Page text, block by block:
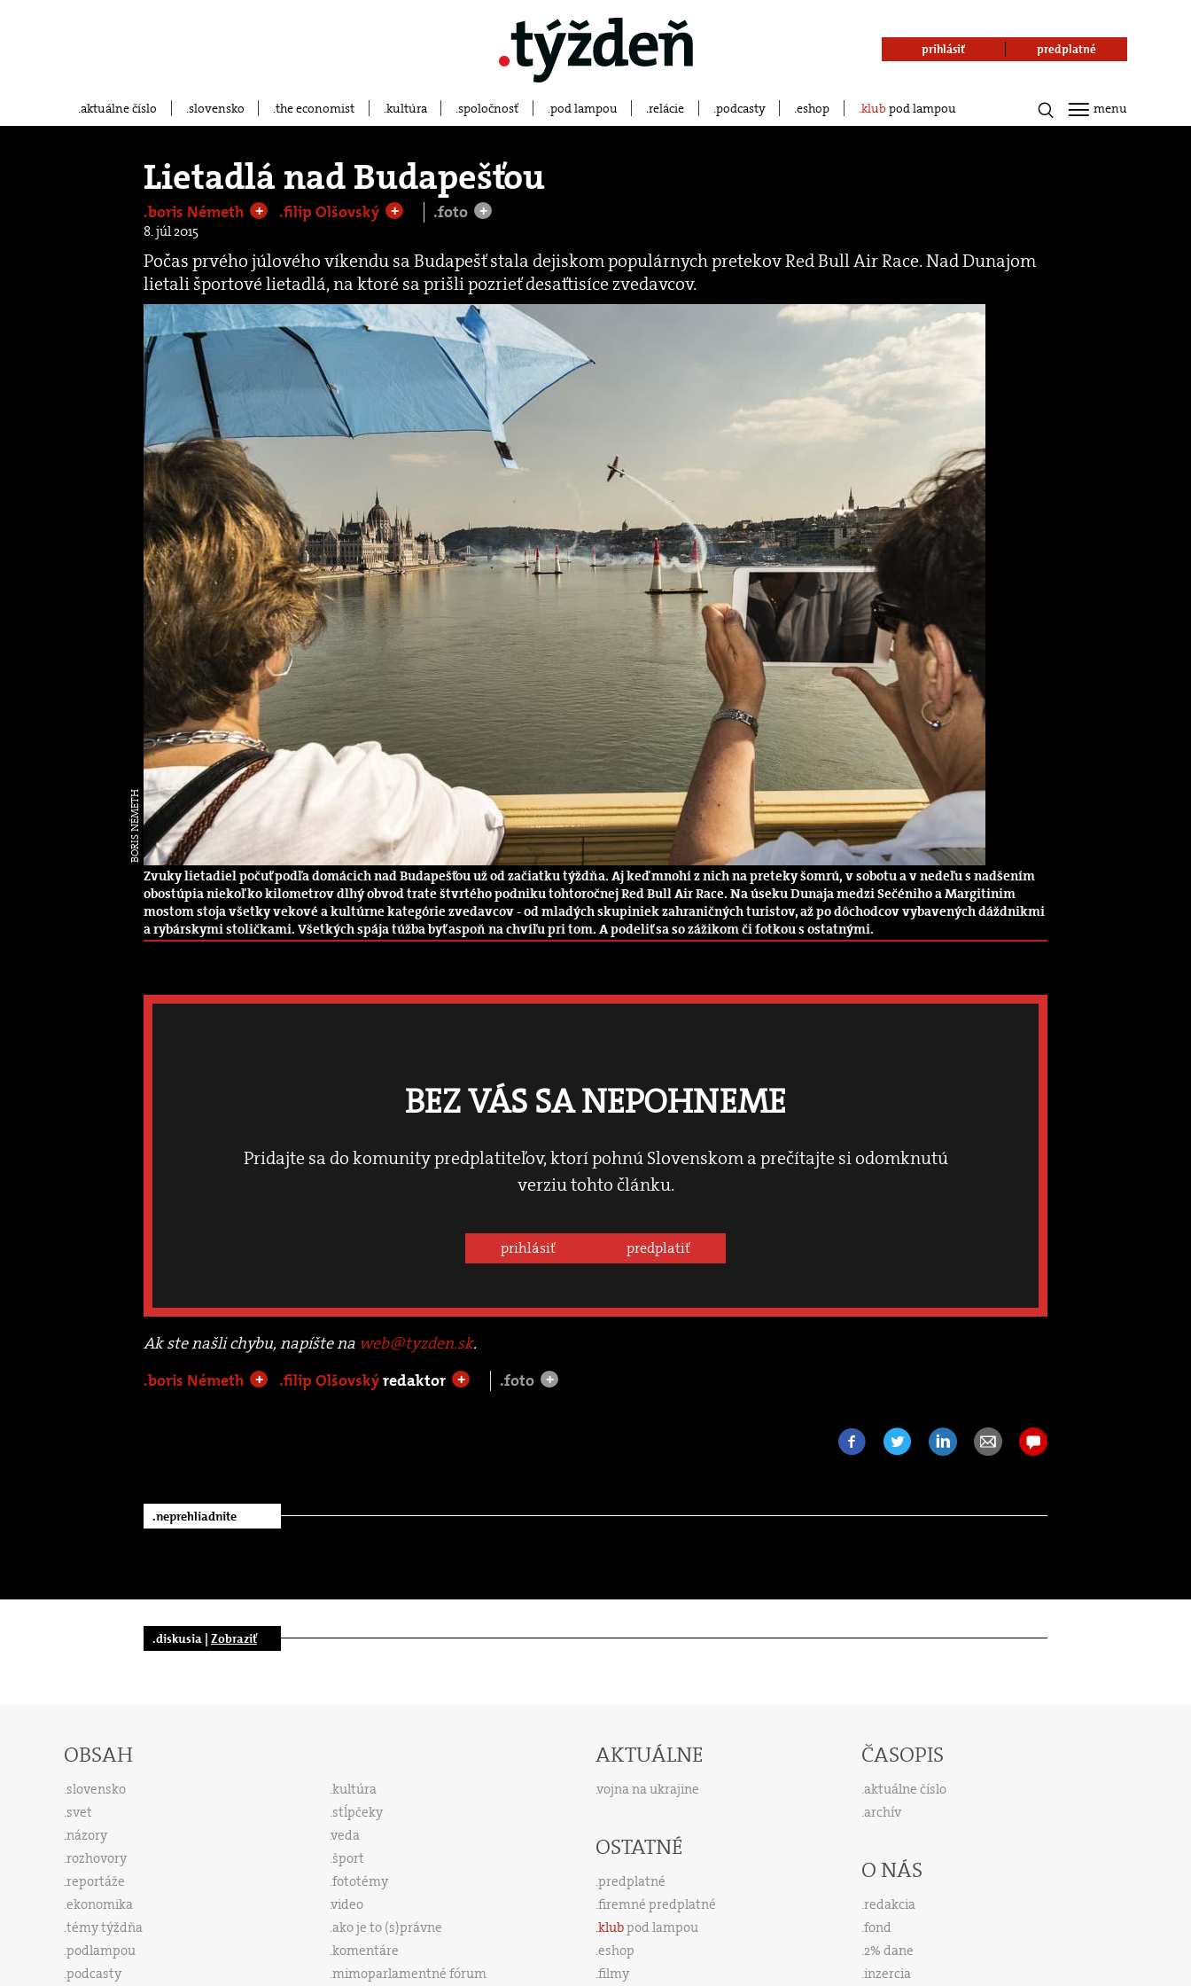
aktuálne číslo slovensko the economist kultúra spoločnosť pod lampou relácie podcasty eshop klubpod lampou
prihlásiť predplatné
menu
Lietadlá nad Budapešťou
.boris Németh + .filip Olšovský + .foto +
8. júl 2015
Počas prvého júlového víkendu sa Budapešť stala dejiskom populárnych pretekov Red Bull Air Race. Nad Dunajom
lietali športové lietadlá, na ktoré sa prišli pozrieť desaťtisíce zvedavcov.
BORIS NÉMETH
Zvuky lietadiel počuť podľa domácich nad Budapešťou už od začiatku týždňa. Aj keď mnohí z nich na preteky šomrú, v sobotu a v nedeľu s nadšením
obostúpia niekoľko kilometrov dlhý obvod trate štvrtého podniku tohtoročnej Red Bull Air Race. Na úseku Dunaja medzi Sečéniho a Margitinim
mostom stoja všetky vekové a kultúrne kategórie zvedavcov - od mladých skupiniek zahraničných turistov, až po dôchodcov vybavených dáždnikmi
a rybárskymi stoličkami. Všetkých spája túžba byť aspoň na chvíľu pri tom. A podeliť sa so zážikom či fotkou s ostatnými.
BEZ VÁS SA NEPOHNEME
Pridajte sa do komunity predplatiteľov, ktorí pohnú Slovenskom a prečítajte si odomknutú
verziu tohto článku.
prihlásiť predplatiť
Ak ste našli chybu, napíšte na web@tyzden.sk.
.boris Németh
+ .filip Olšovskýredaktor + .foto +
.neprehliadnite
.diskusia | Zobraziť
OBSAH
slovensko
svet
názory
rozhovory
reportáže
ekonomika
témy týždňa
podlampou
podcasty
kultúra
stĺpčeky
veda
šport
fototémy
video
ako je to (s)právne
komentáre
mimoparlamentné fórum
AKTUÁLNE
vojna na ukrajine
OSTATNÉ
predplatné
firemné predplatné
klubpod lampou
eshop
filmy
ČASOPIS
aktuálne číslo
archív
O NÁS
redakcia
fond
2% dane
inzercia